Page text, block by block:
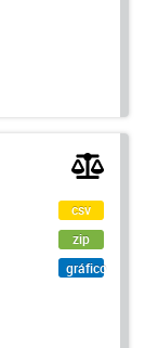
csv
zip
gráfico